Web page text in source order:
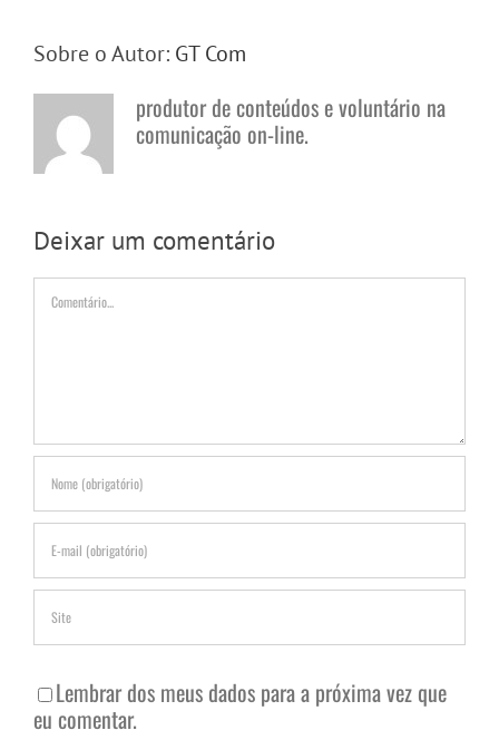
Sobre o Autor: GT Com
produtor de conteúdos e voluntário na
comunicação on-line.
Deixar um comentário
Comentário
Lembrar dos meus dados para a próxima vez que
eu comentar.